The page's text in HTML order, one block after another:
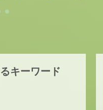
キーワード